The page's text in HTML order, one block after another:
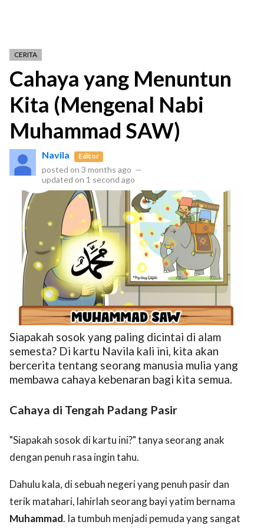
CERITA
Cahaya yang Menuntun
Kita (Mengenal Nabi
Muhammad SAW)
Navila Editor
posted on 3 months ago —
updated on 1 second ago
Siapakah sosok yang paling dicintai di alam
semesta? Di kartu Navila kali ini, kita akan
bercerita tentang seorang manusia mulia yang
membawa cahaya kebenaran bagi kita semua.
Cahaya di Tengah Padang Pasir
"Siapakah sosok di kartu ini?" tanya seorang anak
dengan penuh rasa ingin tahu.
Dahulu kala, di sebuah negeri yang penuh pasir dan
terik matahari, lahirlah seorang bayi yatim bernama
Muhammad. Ia tumbuh menjadi pemuda yang sangat